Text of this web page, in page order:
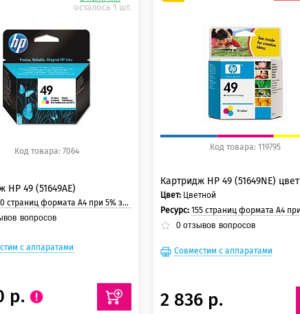
осталось 1 шт.
Код товара: 7064
HP 49 (51649AE)
страниц формата A4 при 5% заполнении страницы.
вопросов
с аппаратами
р.
100 баллов
125 баллов
Код товара: 119795
Картридж HP 49 (51649NE)
Цвет: Цветной
Ресурс: 155 страниц формата A4 при 5% заполнении
0 отзывов вопросов
Совместим с аппаратами
2 836 р.